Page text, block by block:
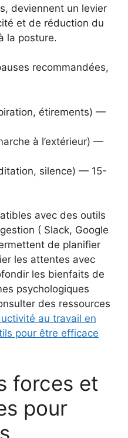
deviennent un levier
et de réduction du
la posture.
recommandées,
étirements) —
à l’extérieur) —
silence) — 15-
avec des outils
( Slack, Google
de planifier
les attentes avec
les bienfaits de
psychologiques
des ressources
au travail en
pour être efficace
forces et
pour